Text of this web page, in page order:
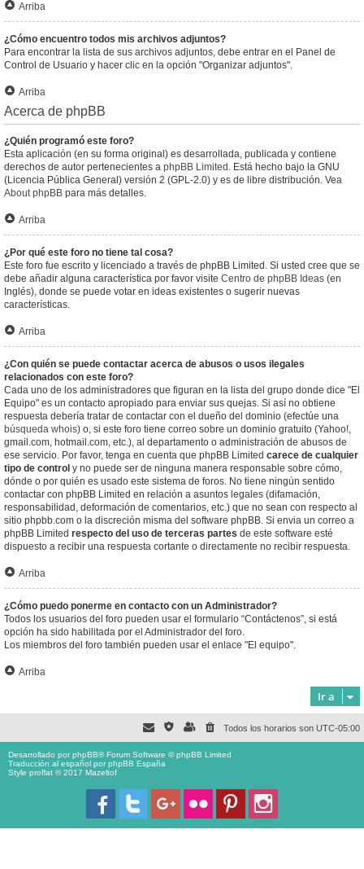
Arriba
¿Cómo encuentro todos mis archivos adjuntos?
Para encontrar la lista de sus archivos adjuntos, debe entrar en el Panel de
Control de Usuario y hacer clic en la opción "Organizar adjuntos".
Arriba
Acerca de phpBB
¿Quién programó este foro?
Esta aplicación (en su forma original) es desarrollada, publicada y contiene
derechos de autor pertenecientes a phpBB Limited . Está hecho bajo la GNU
(Licencia Pública General) versión 2 (GPL-2.0) y es de libre distribución. Vea
About phpBB para más detalles.
Arriba
¿Por qué este foro no tiene tal cosa?
Este foro fue escrito y licenciado a través de phpBB Limited. Si usted cree que se
debe añadir alguna característica por favor visite Centro de phpBB Ideas (en
Inglés), donde se puede votar en ideas existentes o sugerir nuevas
características.
Arriba
¿Con quién se puede contactar acerca de abusos o usos ilegales
relacionados con este foro?
Cada uno de los administradores que figuran en la lista del grupo donde dice "El
Equipo" es un contacto apropiado para enviar sus quejas. Si así no obtiene
respuesta debería tratar de contactar con el dueño del dominio (efectúe una
búsqueda whois) o, si este foro tiene correo sobre un dominio gratuito (Yahoo!,
gmail.com, hotmail.com, etc.), al departamento o administración de abusos de
ese servicio. Por favor, tenga en cuenta que phpBB Limited carece de cualquier
tipo de control y no puede ser de ninguna manera responsable sobre cómo,
dónde o por quién es usado este sistema de foros. No tiene ningún sentido
contactar con phpBB Limited en relación a asuntos legales (difamación,
responsabilidad, deformación de comentarios, etc.) que no sean con respecto al
sitio phpbb.com o la discreción misma del software phpBB. Si envia un correo a
phpBB Limited respecto del uso de terceras partes de este software esté
dispuesto a recibir una respuesta cortante o directamente no recibir respuesta.
Arriba
¿Cómo puedo ponerme en contacto con un Administrador?
Todos los usuarios del foro pueden usar el formulario “Contáctenos”, si está
opción ha sido habilitada por el Administrador del foro.
Los miembros del foro también pueden usar el enlace "El equipo".
Arriba
Ir a
Todos los horarios son UTC-05:00
Desarrollado porphpBB® Forum Software © phpBB Limited
Traducción al español porphpBB España
Style proflat © 2017 Mazeltof